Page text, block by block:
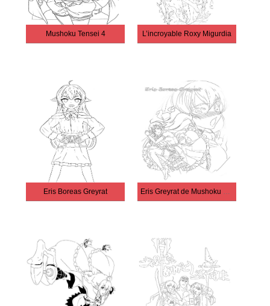
Mushoku Tensei 4 L’incroyable Roxy Migurdia
Eris Boreas Greyrat Eris Greyrat de Mushoku Tensei